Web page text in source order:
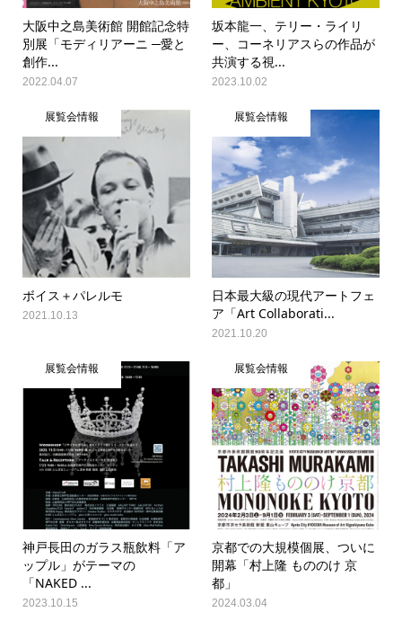
大阪中之島美術館 開館記念特
別展「モディリアーニ ─愛と
創作...
2022.04.07
坂本龍一、テリー・ライリ
ー、コーネリアスらの作品が
共演する視...
2023.10.02
展覧会情報
ボイス＋パレルモ
2021.10.13
展覧会情報
日本最大級の現代アートフェ
ア「Art Collaborati...
2021.10.20
展覧会情報
神戸長田のガラス瓶飲料「ア
ップル」がテーマの
「NAKED ...
2023.10.15
展覧会情報
京都での⼤規模個展、ついに
開幕「村上隆 もののけ 京
都」
2024.03.04